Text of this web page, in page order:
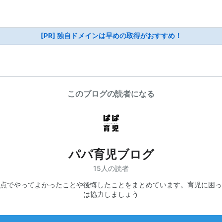
[PR] 独自ドメインは早めの取得がおすすめ！
このブログの読者になる
パパ育児ブログ
15人の読者
でやってよかったことや後悔したことをまとめています。育児に困
は協力しましょう